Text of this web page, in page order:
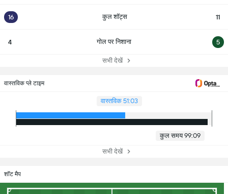
16 कुल शॉट्स 11
4 गोल पर निशाना 5
सभी देखें
वास्तविक प्ले टाइम
वास्तविक 51:03
कुल समय 99:09
सभी देखें
शॉट मैप